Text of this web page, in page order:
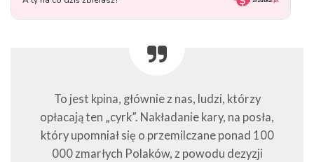
To jest kpina, głównie z nas, ludzi, którzy
opłacają ten „cyrk”. Nakładanie kary, na posła,
który upomniał się o przemilczane ponad 100
000 zmarłych Polaków, z powodu dezyzji